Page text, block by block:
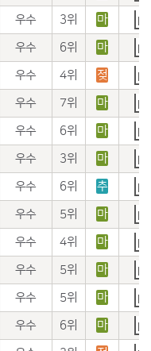
우수 3위 마
우수 6위 마
우수 4위 젖
우수 7위 마
우수 6위 마
우수 3위 마
우수 6위 추
우수 5위 마
우수 4위 마
우수 5위 마
우수 5위 마
우수 6위 마